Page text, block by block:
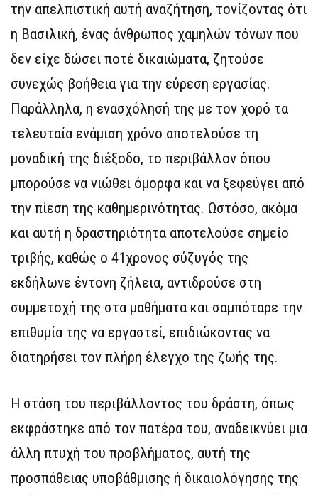
την απελπιστική αυτή αναζήτηση, τονίζοντας ότι
η Βασιλική, ένας άνθρωπος χαμηλών τόνων που
δεν είχε δώσει ποτέ δικαιώματα, ζητούσε
συνεχώς βοήθεια για την εύρεση εργασίας.
Παράλληλα, η ενασχόλησή της με τον χορό τα
τελευταία ενάμιση χρόνο αποτελούσε τη
μοναδική της διέξοδο, το περιβάλλον όπου
μπορούσε να νιώθει όμορφα και να ξεφεύγει από
την πίεση της καθημερινότητας. Ωστόσο, ακόμα
και αυτή η δραστηριότητα αποτελούσε σημείο
τριβής, καθώς ο 41χρονος σύζυγός της
εκδήλωνε έντονη ζήλεια, αντιδρούσε στη
συμμετοχή της στα μαθήματα και σαμπόταρε την
επιθυμία της να εργαστεί, επιδιώκοντας να
διατηρήσει τον πλήρη έλεγχο της ζωής της.
Η στάση του περιβάλλοντος του δράστη, όπως
εκφράστηκε από τον πατέρα του, αναδεικνύει μια
άλλη πτυχή του προβλήματος, αυτή της
προσπάθειας υποβάθμισης ή δικαιολόγησης της